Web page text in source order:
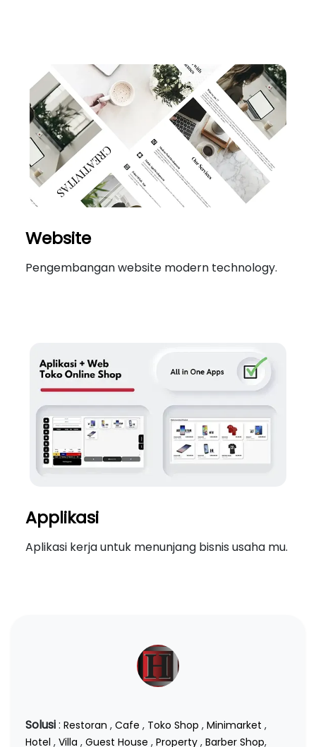
Website
Pengembangan website modern technology.
Applikasi
Aplikasi kerja untuk menunjang bisnis usaha mu.
Solusi: Restoran , Cafe , Toko Shop , Minimarket ,
Hotel , Villa , Guest House , Property , Barber Shop,